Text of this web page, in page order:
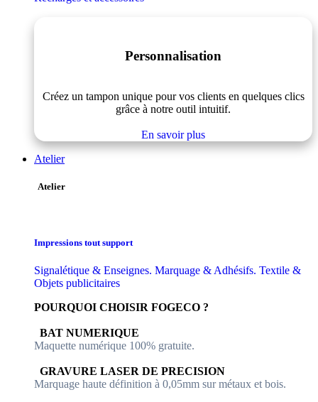
Personnalisation
Créez un tampon unique pour vos clients en quelques clics
grâce à notre outil intuitif.
En savoir plus
Atelier
Atelier
Impressions tout support
Signalétique & Enseignes. Marquage & Adhésifs. Textile &
Objets publicitaires
POURQUOI CHOISIR FOGECO ?
​​ BAT NUMERIQUE
Maquette numérique 100% ​gratuite.
​GRAVURE LASER DE PRECISION
Marquage haute définition à 0,05mm sur métaux et bois.